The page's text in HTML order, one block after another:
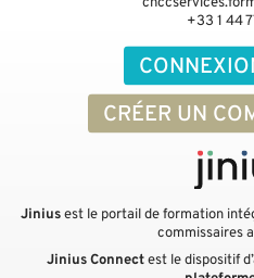
CRÉER UN
+33 1 44
Jiniusest le portail de formation
commissaires
Jinius Connectest le dispositif